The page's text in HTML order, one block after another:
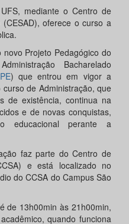
mediante o Centro de
oferece o curso a
Projeto Pedagógico do
Bacharelado
) que entrou em vigor a
de Administração, que
de existência, continua na
e de novas conquistas,
educacional perante a
faz parte do Centro de
e está localizado no
do CCSA do Campus São
de 13h00min às 21h00min,
quando funciona